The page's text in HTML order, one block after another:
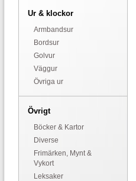
Ur & klockor
Armbandsur
Bordsur
Golvur
Väggur
Övriga ur
Övrigt
Böcker & Kartor
Diverse
Frimärken, Mynt &
Vykort
Leksaker